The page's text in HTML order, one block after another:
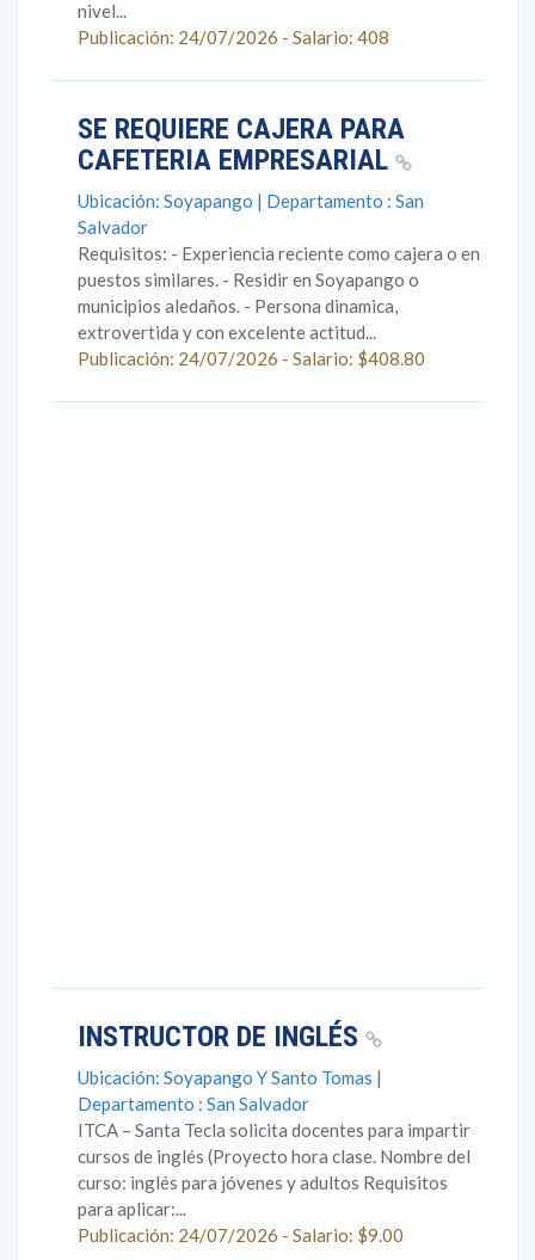
nivel...
Publicación: 24/07/2026 - Salario: 408
SE REQUIERE CAJERA PARA
CAFETERIA EMPRESARIAL
Ubicación: Soyapango | Departamento : San
Salvador
Requisitos: - Experiencia reciente como cajera o en
puestos similares. - Residir en Soyapango o
municipios aledaños. - Persona dinamica,
extrovertida y con excelente actitud...
Publicación: 24/07/2026 - Salario: $408.80
INSTRUCTOR DE INGLÉS
Ubicación: Soyapango Y Santo Tomas |
Departamento : San Salvador
ITCA – Santa Tecla solicita docentes para impartir
cursos de inglés (Proyecto hora clase. Nombre del
curso: inglés para jóvenes y adultos Requisitos
para aplicar:...
Publicación: 24/07/2026 - Salario: $9.00